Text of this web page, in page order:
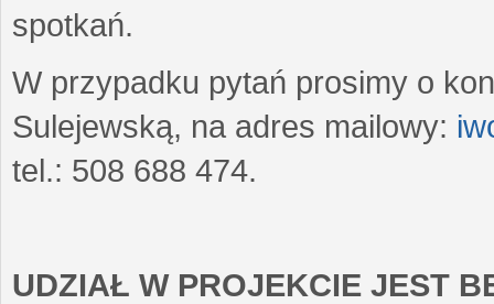
spotkań.
W przypadku pytań prosimy o
Sulejewską, na adres mailowy:
tel.: 508 688 474.
UDZIAŁ W PROJEKCIE JEST